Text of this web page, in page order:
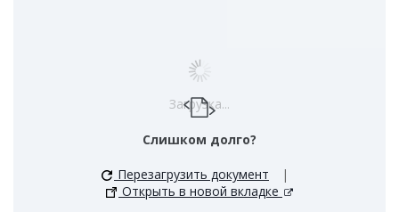
Загрузка...
Слишком долго?
Перезагрузить документ
|
Открыть в новой вкладке